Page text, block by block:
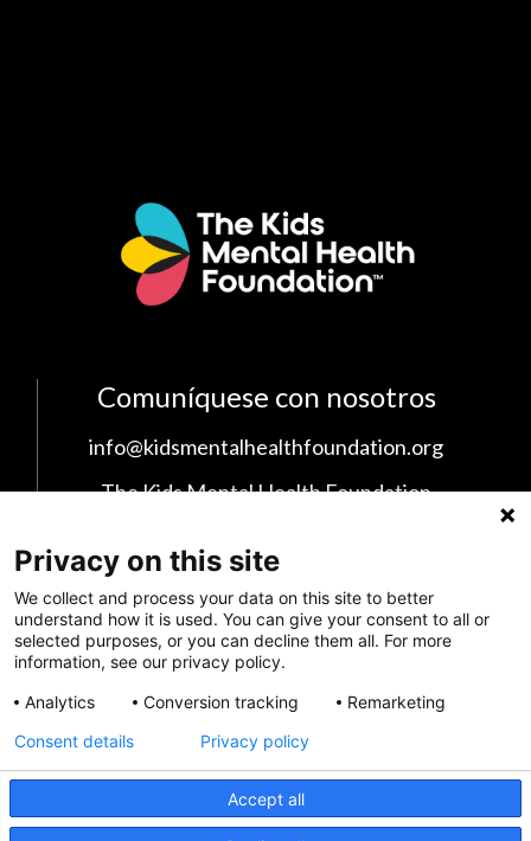
Comuníquese con nosotros
info@kidsmentalhealthfoundation.org
The Kids Mental Health Foundation
Columbus, OH 43209
1 (855) 902-5437
Síganos en las Redes Sociales
Privacy on this site
We collect and process your data on this site to better
understand how it is used. You can give your consent to all or
selected purposes, or you can decline them all. For more
information, see our privacy policy.
Analytics
Conversion tracking Remarketing
Accept all
Consent details Privacy policy